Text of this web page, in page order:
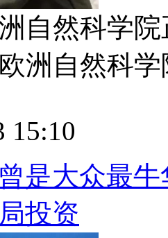
自然科学
洲自然科
15:10
是大众最
投资